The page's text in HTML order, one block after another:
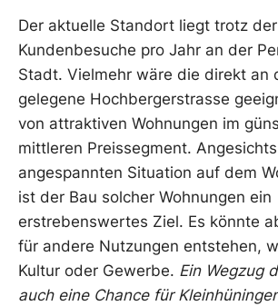
Der aktuelle Standort liegt trotz der
Kundenbesuche pro Jahr an der
Stadt. Vielmehr wäre die direkt an
gelegene Hochbergerstrasse
von attraktiven Wohnungen im
mittleren Preissegment.
angespannten Situation auf dem
ist der Bau solcher Wohnungen ein
erstrebenswertes Ziel. Es könnte
für andere Nutzungen entstehen,
Kultur oder Gewerbe. Ein Wegzug
auch eine Chance für